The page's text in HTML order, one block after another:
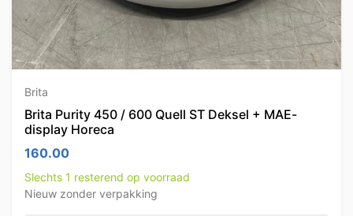
Brita
Brita Purity 450 / 600 Quell ST Deksel + MAE-
display Horeca
160.00
Slechts 1 resterend op voorraad
Nieuw zonder verpakking